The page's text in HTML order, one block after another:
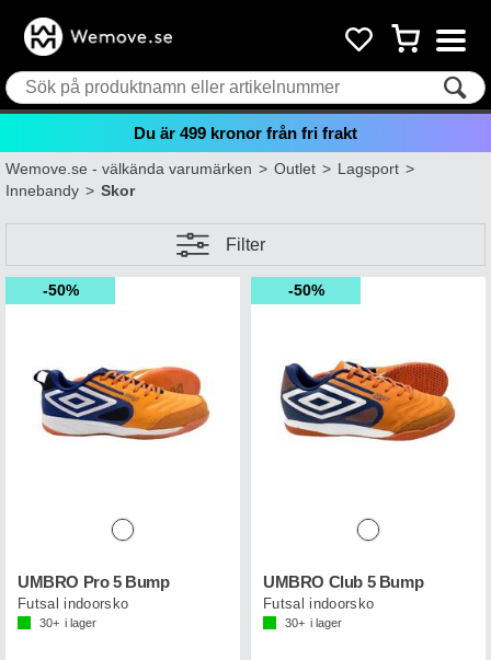
Du är 499 kronor från fri frakt
Wemove.se - välkända varumärken>Outlet>Lagsport>
Innebandy>Skor
Filter
50%
UMBRO Pro 5 Bump
Futsal indoorsko
30+ i lager
50%
UMBRO Club 5 Bump
Futsal indoorsko
30+ i lager